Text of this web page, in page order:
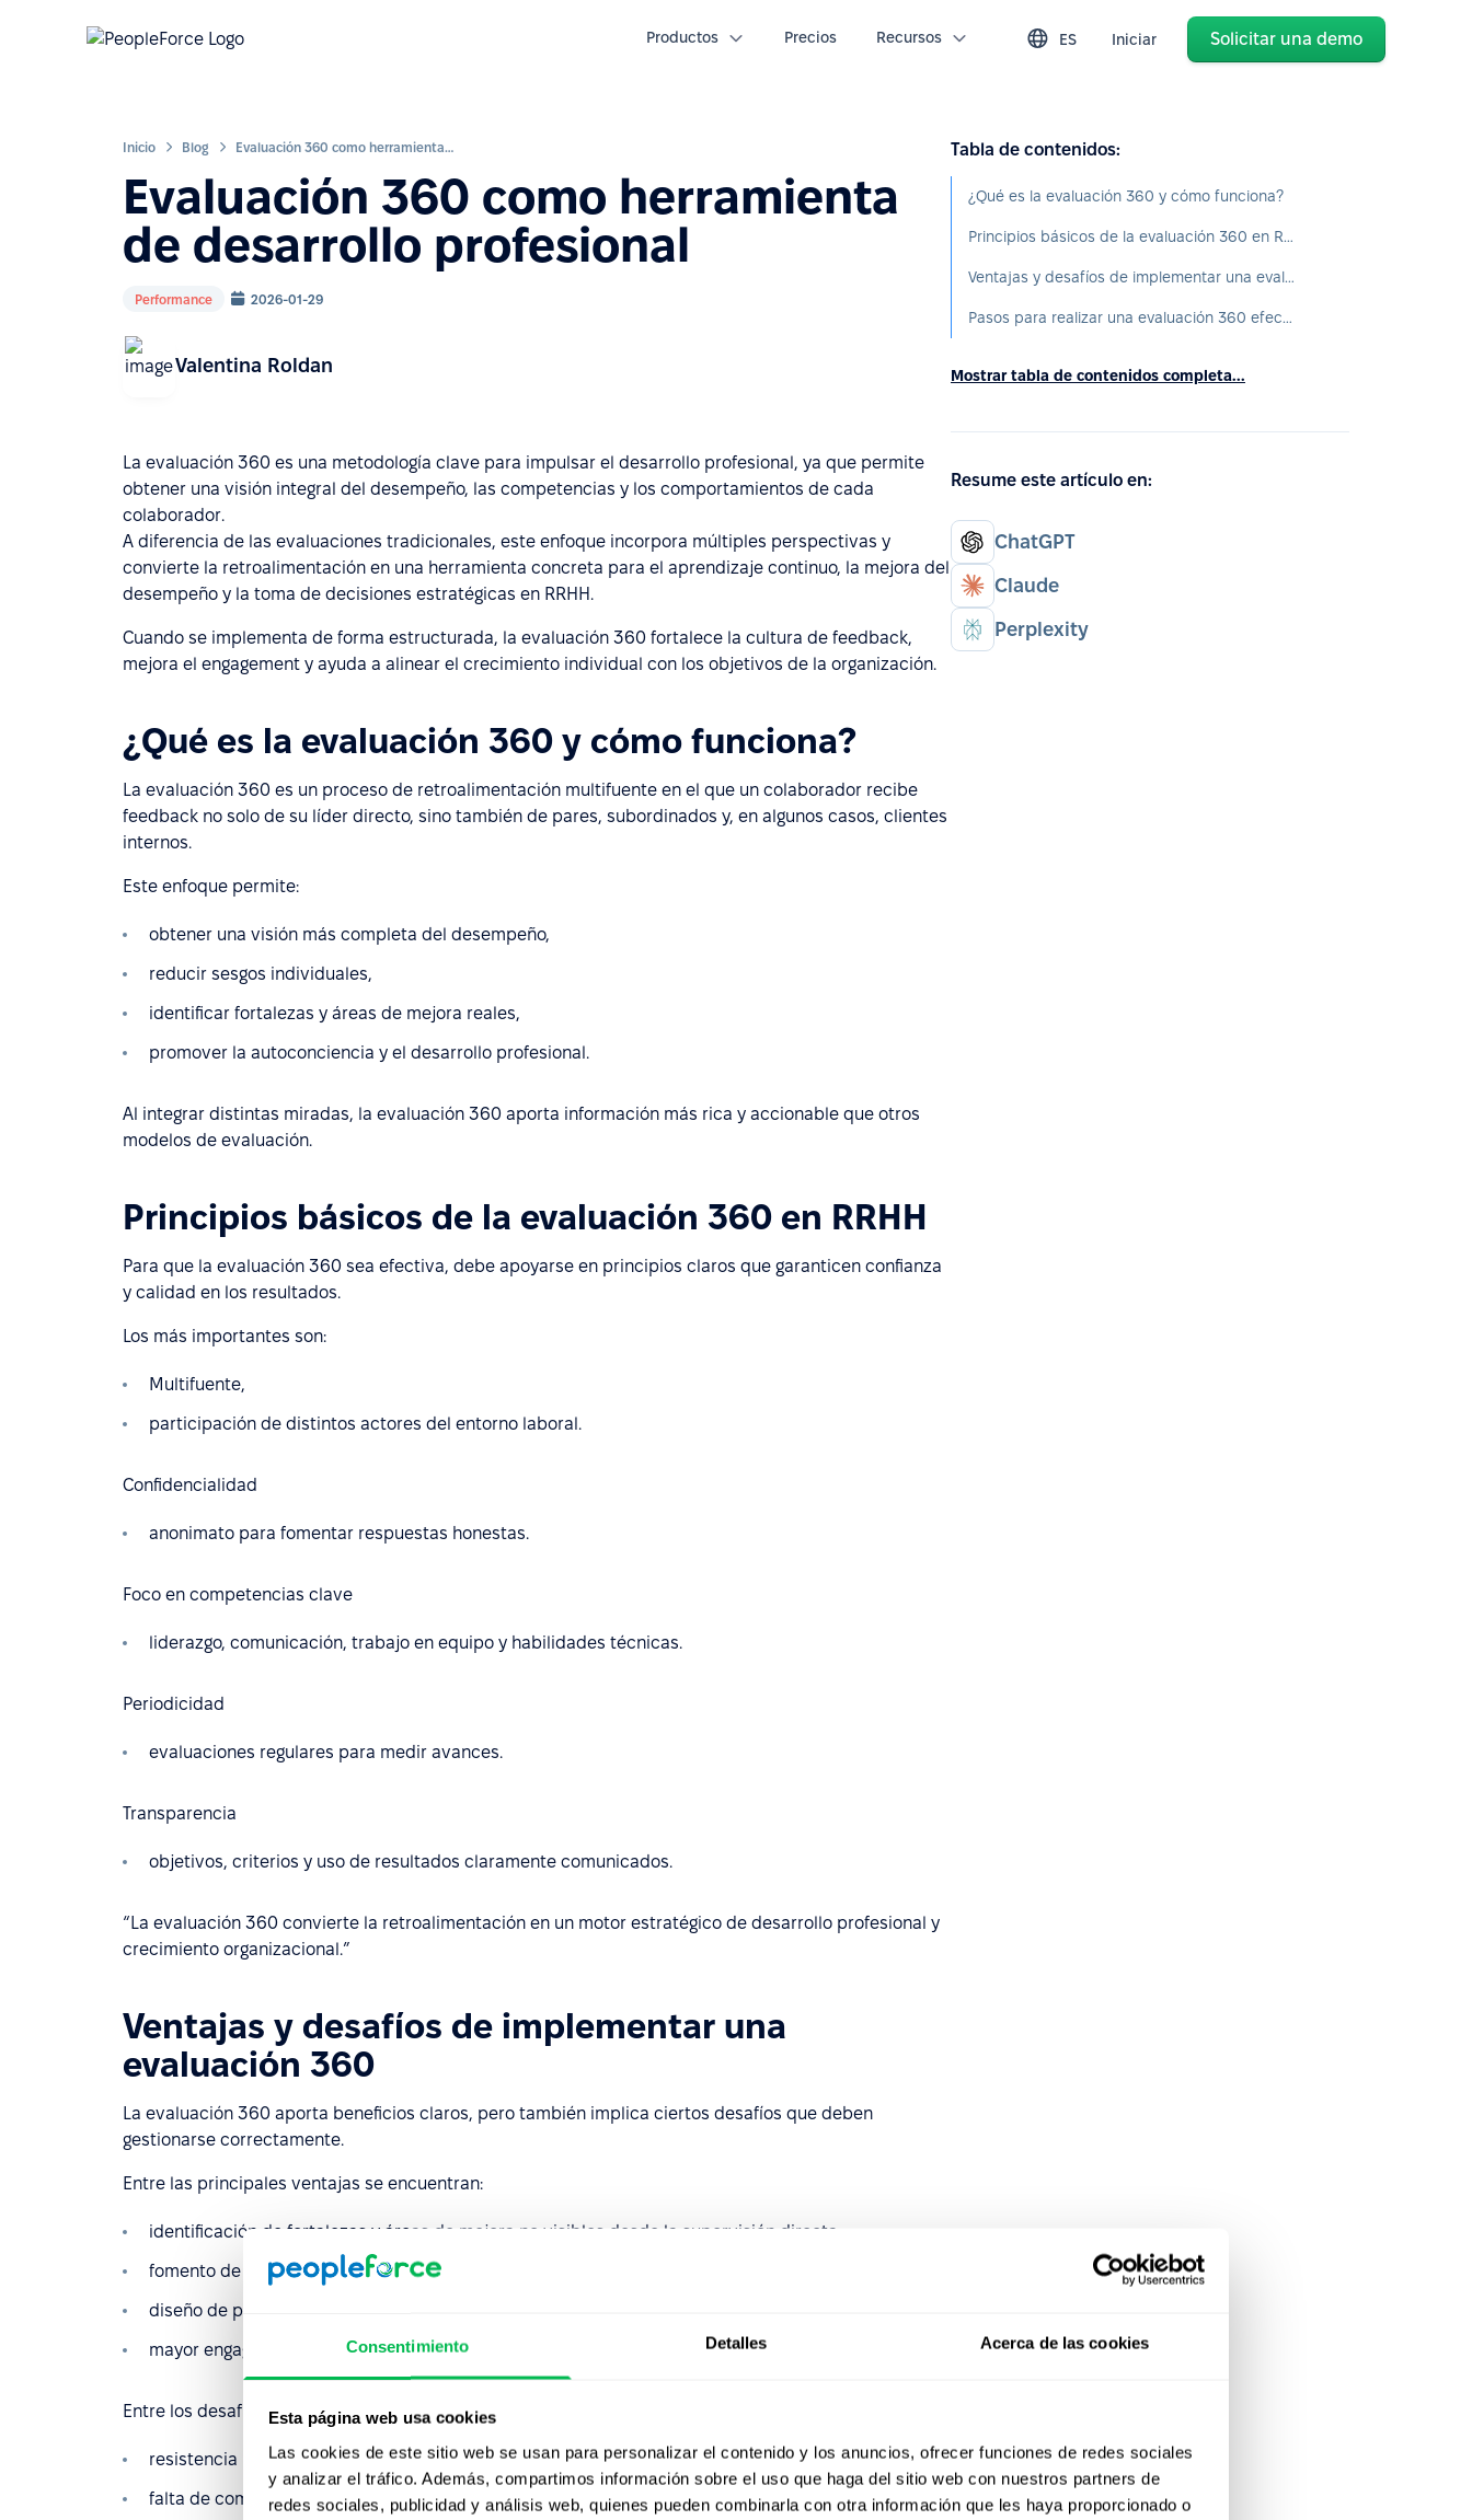
Consentimiento Detalles Acerca de las cookies
Esta página web usa cookies
Las cookies de este sitio web se usan para personalizar el contenido y los anuncios, ofrecer funciones de redes sociales
y analizar el tráfico. Además, compartimos información sobre el uso que haga del sitio web con nuestros partners de
redes sociales, publicidad y análisis web, quienes pueden combinarla con otra información que les haya proporcionado o
Productos Precios Recursos ES Iniciar Solicitar una demo
Inicio Blog Evaluación 360 como herramienta de desarrollo profesional
Evaluación 360 como herramienta
de desarrollo profesional
Performance 2026-01-29
Valentina Roldan
La evaluación 360 es una metodología clave para impulsar el desarrollo profesional, ya que permite
obtener una visión integral del desempeño, las competencias y los comportamientos de cada
colaborador.
A diferencia de las evaluaciones tradicionales, este enfoque incorpora múltiples perspectivas y
convierte la retroalimentación en una herramienta concreta para el aprendizaje continuo, la mejora del
desempeño y la toma de decisiones estratégicas en RRHH.
Cuando se implementa de forma estructurada, la evaluación 360 fortalece la cultura de feedback,
mejora el engagement y ayuda a alinear el crecimiento individual con los objetivos de la organización.
¿Qué es la evaluación 360 y cómo funciona?
La evaluación 360 es un proceso de retroalimentación multifuente en el que un colaborador recibe
feedback no solo de su líder directo, sino también de pares, subordinados y, en algunos casos, clientes
internos.
Este enfoque permite:
obtener una visión más completa del desempeño,
reducir sesgos individuales,
identificar fortalezas y áreas de mejora reales,
promover la autoconciencia y el desarrollo profesional.
Al integrar distintas miradas, la evaluación 360 aporta información más rica y accionable que otros
modelos de evaluación.
Principios básicos de la evaluación 360 en RRHH
Para que la evaluación 360 sea efectiva, debe apoyarse en principios claros que garanticen confianza
y calidad en los resultados.
Los más importantes son:
Multifuente,
participación de distintos actores del entorno laboral.
Confidencialidad
anonimato para fomentar respuestas honestas.
Foco en competencias clave
liderazgo, comunicación, trabajo en equipo y habilidades técnicas.
Periodicidad
evaluaciones regulares para medir avances.
Transparencia
objetivos, criterios y uso de resultados claramente comunicados.
“La evaluación 360 convierte la retroalimentación en un motor estratégico de desarrollo profesional y
crecimiento organizacional.”
Ventajas y desafíos de implementar una
evaluación 360
La evaluación 360 aporta beneficios claros, pero también implica ciertos desafíos que deben
gestionarse correctamente.
Entre las principales ventajas se encuentran:
identificación de fortalezas y áreas de mejora no visibles desde la supervisión directa,
fomento de una cultura de feedback constructivo,
diseño de planes de desarrollo individualizados,
mayor engagement y compromiso al involucrar a múltiples actores.
Entre los desafíos más comunes aparecen:
resistencia inicial si el proceso no se comunica adecuadamente,
falta de compromiso de los participantes,
Tabla de contenidos:
¿Qué es la evaluación 360 y cómo funciona?
Principios básicos de la evaluación 360 en RRHH
Ventajas y desafíos de implementar una evaluación 360
Pasos para realizar una evaluación 360 efectiva
Mostrar tabla de contenidos completa...
Resume este artículo en:
ChatGPT
Claude
Perplexity